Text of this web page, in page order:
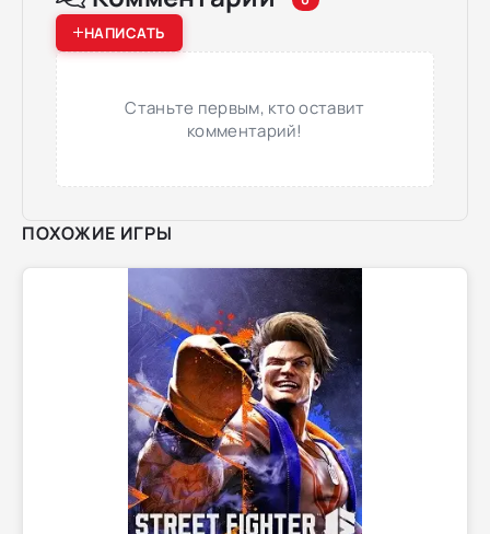
НАПИСАТЬ
Станьте первым, кто оставит
комментарий!
ПОХОЖИЕ ИГРЫ